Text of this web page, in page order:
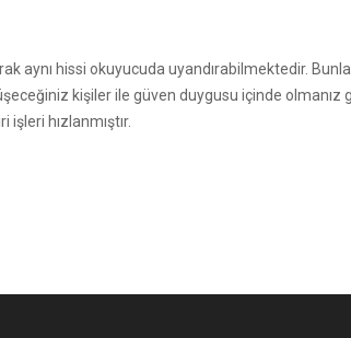
aynı hissi okuyucuda uyandırabilmektedir.
kişiler ile güven duygusu içinde olmanız
hızlanmıştır.